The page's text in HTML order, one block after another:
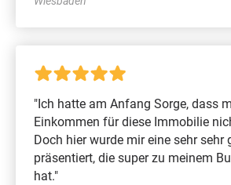
"Ich hatte am Anfang Sorge, dass
Einkommen für diese Immobilie
Doch hier wurde mir eine sehr sehr
präsentiert, die super zu meinem
hat."